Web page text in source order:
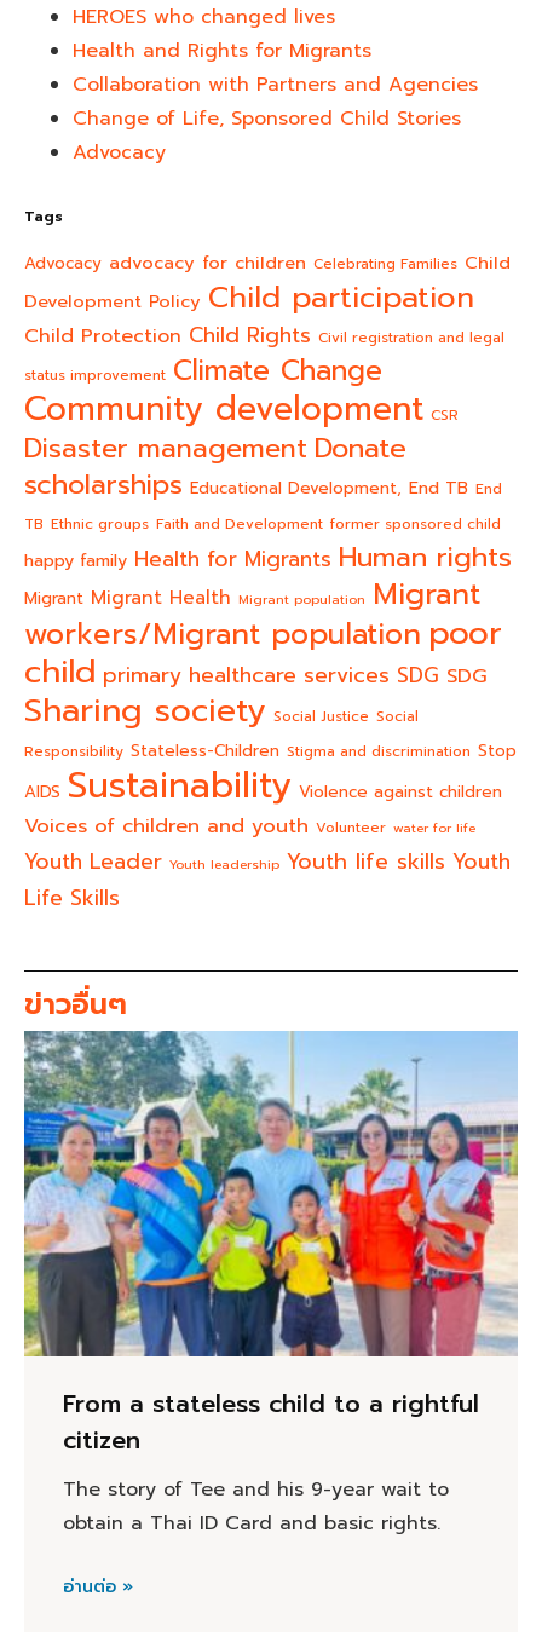
HEROES who changed lives​
Health and Rights for Migrants
Collaboration with Partners and Agencies
Change of Life, Sponsored Child Stories
Advocacy
Tags
Advocacy advocacy for children Celebrating Families Child
Development Policy Child participation
Child Protection Child Rights Civil registration and legal
status improvement Climate Change
Community development CSR
Disaster management Donate
scholarships Educational Development, End TB End
TB Ethnic groups Faith and Development former sponsored child
happy family Health for Migrants Human rights
Migrant Migrant Health Migrant population Migrant
workers/Migrant population poor
child primary healthcare services SDG SDG
Sharing society Social Justice Social
Responsibility Stateless-Children Stigma and discrimination Stop
AIDS Sustainability Violence against children
Voices of children and youth Volunteer water for life
Youth Leader Youth leadership Youth life skills Youth
Life Skills
ข่าวอื่นๆ
From a stateless child to a rightful
citizen
The story of Tee and his 9-year wait to
obtain a Thai ID Card and basic rights.
อ่านต่อ »